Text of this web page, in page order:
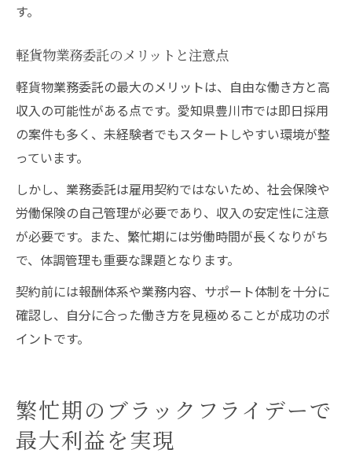
す。
軽貨物業務委託のメリットと注意点
軽貨物業務委託の最大のメリットは、自由な働き方と高
収入の可能性がある点です。愛知県豊川市では即日採用
の案件も多く、未経験者でもスタートしやすい環境が整
っています。
しかし、業務委託は雇用契約ではないため、社会保険や
労働保険の自己管理が必要であり、収入の安定性に注意
が必要です。また、繁忙期には労働時間が長くなりがち
で、体調管理も重要な課題となります。
契約前には報酬体系や業務内容、サポート体制を十分に
確認し、自分に合った働き方を見極めることが成功のポ
イントです。
繁忙期のブラックフライデーで
最大利益を実現